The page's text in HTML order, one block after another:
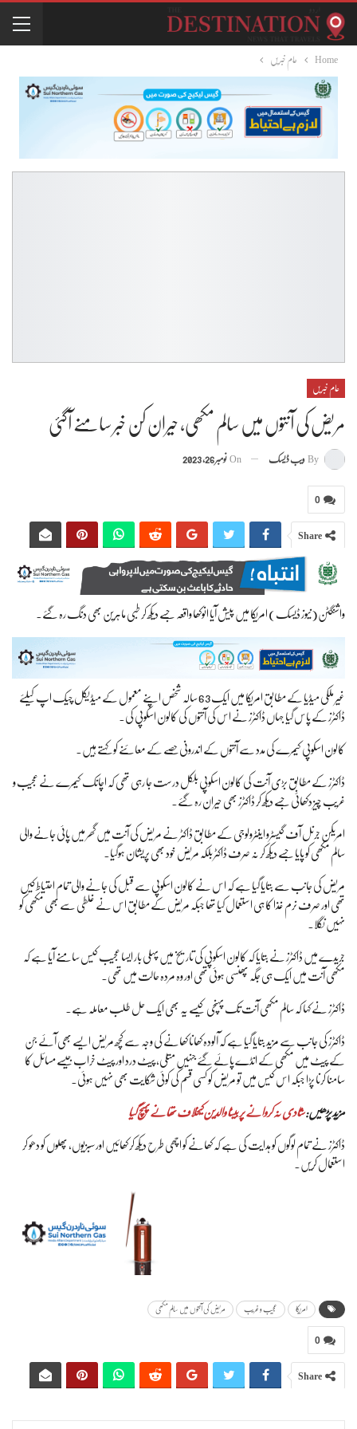
Home عام خبریں
عام خبریں
مریض کی آنتوں میں سالم مکھی, حیران کن خبر سامنے آگئی
By ویب ڈیسک On نومبر 26, 2023
0
Share
واشنگٹن(نیوز ڈیسک) امریکا میں پیش آیا انوکھا واقعہ جسے دیکھ کر طبی ماہرین بھی دنگ رہ گئے۔
غیر ملکی میڈیا کے مطابق امریکا میں ایک 63 سالہ شخص اپنے معمول کے میڈیکل چیک اپ کیلئے
ڈاکٹرز کے پاس گیا جہاں ڈاکٹرز نے اس کی آنتوں کی کالون اسکوپی کی۔
کالون اسکوپی کیمرے کی مدد سے آنتوں کے اندرونی حصے کے معائنے کو کہتے ہیں۔
ڈاکٹرز کے مطابق بڑی آنت کی کالون اسکوپی بلکل درست جا رہی تھی کہ اچانک کیمرے نے عجیب و
غریب چیز دکھائی جسے دیکھ کر ڈاکٹرز بھی حیران رہ گئے۔
امریکن جرنل آف گیسٹرو اینٹرولوجی کے مطابق ڈاکٹر نے مریض کی آنت میں گھر میں پائی جانے والی
سالم مکھی کو پایا جسے دیکھ کر نہ صرف ڈاکٹر بلکہ مریض خود بھی پریشان ہوگیا۔
مریض کی جانب سے بتایا گیا ہے کہ اس نے کالون اسکوپی سے قبل کی جانے والی تمام احتیاط کیں
تھی اور صرف نرم غذا کا ہی استعمال کیا تھا جبکہ مریض کے مطابق اس نے غلطی سے بھی مکھی کو
نہیں نگلا۔
جریدے میں ڈاکٹرز نے بتایا کہ کالون اسکوپی کی تاریخ میں پہلی بار ایسا عجیب کیس سامنے آیا ہے کہ
مکھی آنت میں ایک ہی جگہ پھنسی ہوئی تھی اور وہ مردہ حالت میں تھی۔
ڈاکٹرز نے کہا کہ سالم مکھی آنت تک پہنچی کیسے یہ بھی ایک حل طلب معاملہ ہے۔
ڈاکٹرز کی جانب سے مزید بتایا گیا ہے کہ آلودہ کھانا کھانے کی وجہ سے کچھ مریض ایسے بھی آئے جن
کے پیٹ میں مکھی کے انڈے پائے گئے جنہیں متلی، پیٹ درد اور پیٹ خراب جیسے مسائل کا
سامنا کرنا پڑا جبکہ اس کیس میں تو مریض کو کسی قسم کی کوئی شکایت بھی نہیں ہوئی۔
مزید پڑھیں:شادی نہ کروانے پر بیٹا والدین کیخلاف تھانے پہنچ گیا
ڈاکٹرز نے تمام لوگوں کو ہدایت کی ہے کہ کھانے کو اچھی طرح دیکھ کر کھائیں اور سبزیوں، پھلوں کو دھو کر
استعمال کریں۔
امریکا عجیب و غریب مریض کی آنتوں میں سالم مکھی
0
Share